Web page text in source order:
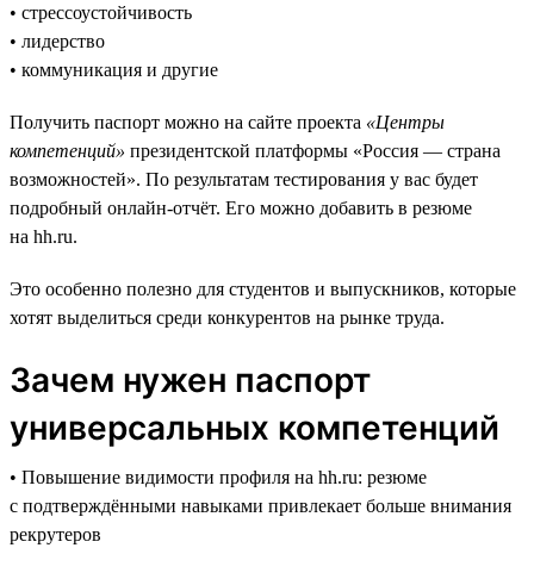
• стрессоустойчивость
• лидерство
• коммуникация и другие
Получить паспорт можно на сайте проекта «Центры
компетенций» президентской платформы «Россия — страна
возможностей». По результатам тестирования у вас будет
подробный онлайн-отчёт. Его можно добавить в резюме
на hh.ru.
Это особенно полезно для студентов и выпускников, которые
хотят выделиться среди конкурентов на рынке труда.
Зачем нужен паспорт
универсальных компетенций
• Повышение видимости профиля на hh.ru: резюме
с подтверждёнными навыками привлекает больше внимания
рекрутеров